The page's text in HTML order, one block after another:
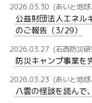
2026.03.30 (あいと地
公益財団法人エネル
のご報告（3/29）
2026.03.27 (石西防災
防災キャンプ事業を
2026.03.23 (あいと地
八雲の怪談を読んで